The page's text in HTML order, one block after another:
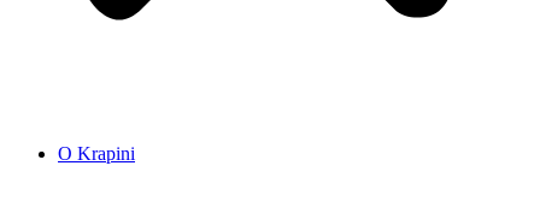
O Krapini